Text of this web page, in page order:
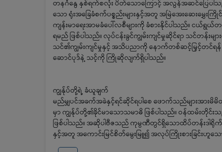
တနင်္ဂနွေ နှစ်ရက်စလုံး ပိတ်သောကြောင့် အလွန်အဆင်ပြေပါ
သော ရုံးအခြေခံစက်ပစ္စည်းများနှင့်အတူ အမြဲအေးဆေးမွှေး
ကျန်းမာရေးအာမခံပေါ်လစီများကို ခံစားနိုင်ပါသည်။ င
ရမည် ဖြစ်ပါသည်။ လုပ်ငန်းခွင်ကျွမ်းကျင်မှုဆိုင်ရာ သင်တန်းမ
သင်၏ကျွမ်းကျင်မှုနှင့် အသိပညာကို နောက်တစ်ဆင့်မြှင့်တင်ရန် အ
ဆောင်ပုဒ်နဲ့ သင့်ကို ကြိုဆိုလျက်ရှိပါသည်။
ကျွန်ုပ်တို့ရဲ့ ခံယူချက်
မည်မျှပင်အခက်အခဲနှင့်ရင်ဆိုင်ရပါစေ ဖောက်သည်များအားမိမိတို့
မှာ ကျွန်ုပ်တို့၏ခိုင်မာသောသမာဓိ ဖြစ်ပါသည်။ ဝန်ထမ်းတိုင်
ဖြစ်ပါသည်။ အဆိုပါဗီဇသည် ကုမ္ပဏီတွင်ရှိသောထိပ်တန်းဒါရို
နှင့်အတူ အကောင်းမြင်စိတ်မွေးမြူ၍ အလုပ်ကြိုးစားခြင်းဟူ